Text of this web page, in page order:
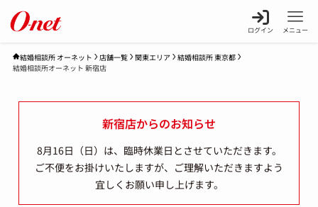
ログイン メニュー
結婚相談所 オーネット 店舗一覧 関東エリア
結婚相談所 東京都
結婚相談所オーネット 新宿店
新宿店からのお知らせ
8月16日（日）は、臨時休業日とさせていただきます。
ご不便をお掛けいたしますが、ご理解いただきますよう
宜しくお願い申し上げます。